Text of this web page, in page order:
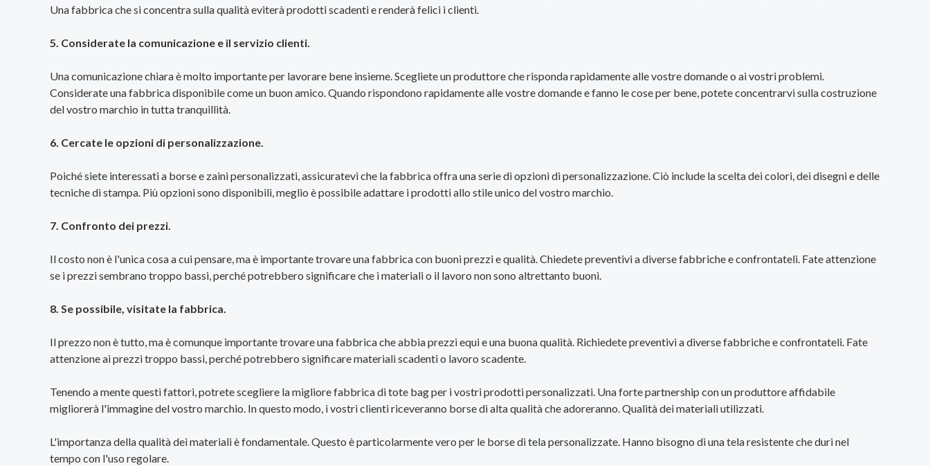
Una fabbrica che si concentra sulla qualità eviterà prodotti scadenti e renderà felici i clienti.
5. Considerate la comunicazione e il servizio clienti.
Una comunicazione chiara è molto importante per lavorare bene insieme. Scegliete un produttore che risponda rapidamente alle vostre domande o ai vostri problemi.
Considerate una fabbrica disponibile come un buon amico. Quando rispondono rapidamente alle vostre domande e fanno le cose per bene, potete concentrarvi sulla costruzione
del vostro marchio in tutta tranquillità.
6. Cercate le opzioni di personalizzazione.
Poiché siete interessati a borse e zaini personalizzati, assicuratevi che la fabbrica offra una serie di opzioni di personalizzazione. Ciò include la scelta dei colori, dei disegni e delle
tecniche di stampa. Più opzioni sono disponibili, meglio è possibile adattare i prodotti allo stile unico del vostro marchio.
7. Confronto dei prezzi.
Il costo non è l'unica cosa a cui pensare, ma è importante trovare una fabbrica con buoni prezzi e qualità. Chiedete preventivi a diverse fabbriche e confrontateli. Fate attenzione
se i prezzi sembrano troppo bassi, perché potrebbero significare che i materiali o il lavoro non sono altrettanto buoni.
8. Se possibile, visitate la fabbrica.
Il prezzo non è tutto, ma è comunque importante trovare una fabbrica che abbia prezzi equi e una buona qualità. Richiedete preventivi a diverse fabbriche e confrontateli. Fate
attenzione ai prezzi troppo bassi, perché potrebbero significare materiali scadenti o lavoro scadente.
Tenendo a mente questi fattori, potrete scegliere la migliore fabbrica di tote bag per i vostri prodotti personalizzati. Una forte partnership con un produttore affidabile
migliorerà l'immagine del vostro marchio. In questo modo, i vostri clienti riceveranno borse di alta qualità che adoreranno. Qualità dei materiali utilizzati.
L'importanza della qualità dei materiali è fondamentale. Questo è particolarmente vero per le borse di tela personalizzate. Hanno bisogno di una tela resistente che duri nel
tempo con l'uso regolare.